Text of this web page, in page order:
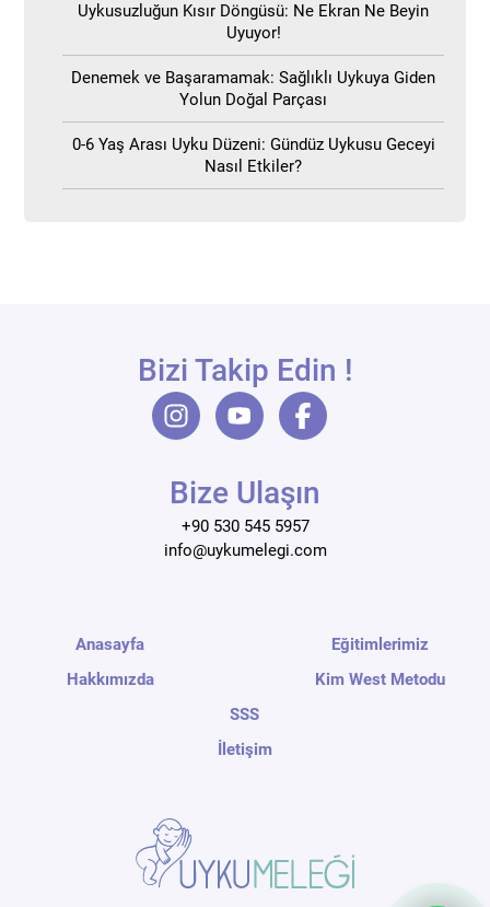
Uykusuzluğun Kısır Döngüsü: Ne Ekran Ne Beyin
Uyuyor!
Denemek ve Başaramamak: Sağlıklı Uykuya Giden
Yolun Doğal Parçası
0-6 Yaş Arası Uyku Düzeni: Gündüz Uykusu Geceyi
Nasıl Etkiler?
Bizi Takip Edin !
Bize Ulaşın
+90 530 545 5957
info@uykumelegi.com
Anasayfa
Hakkımızda
Eğitimlerimiz
Kim West Metodu
SSS
İletişim